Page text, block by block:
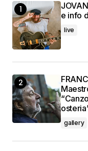
e info
live
gallery